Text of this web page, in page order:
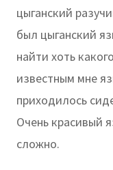
цыганский
был цыганский
найти хоть
известным мне
приходилось
Очень красивый
сложно.